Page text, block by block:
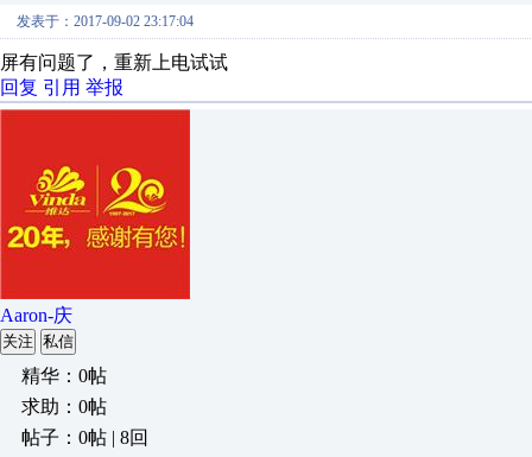
发表于：2017-09-02 23:17:04
屏有问题了，重新上电试试
回复 引用 举报
Aaron-庆
关注 私信
精华：0帖
求助：0帖
帖子：0帖 | 8回